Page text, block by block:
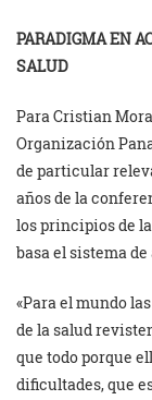
PARADIGMA EN
SALUD
Para Cristian
Organización
de particular
años de la
los principios de
basa el sistema
«Para el mundo
de la salud
que todo porque
dificultades, que